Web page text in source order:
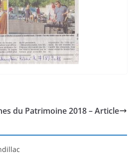
du Patrimoine 2018 – Article